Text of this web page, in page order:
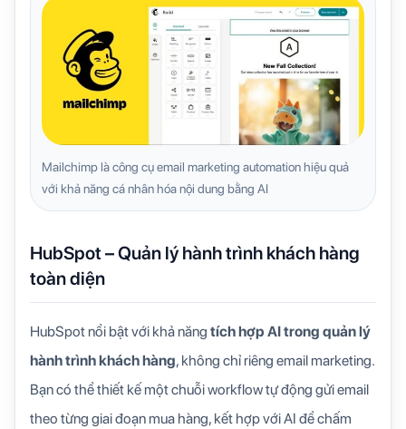
Mailchimp là công cụ email marketing automation hiệu quả
với khả năng cá nhân hóa nội dung bằng AI
HubSpot – Quản lý hành trình khách hàng
toàn diện
HubSpot nổi bật với khả năng tích hợp AI trong quản lý
hành trình khách hàng, không chỉ riêng email marketing.
Bạn có thể thiết kế một chuỗi workflow tự động gửi email
theo từng giai đoạn mua hàng, kết hợp với AI để chấm